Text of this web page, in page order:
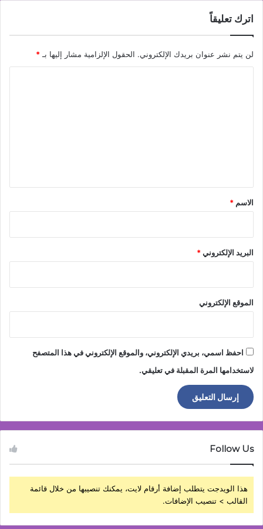
اترك تعليقاً
لن يتم نشر عنوان بريدك الإلكتروني. الحقول الإلزامية مشار إليها بـ*
*
الاسم *
البريد الإلكتروني*
الموقع الإلكتروني
احفظ اسمي، بريدي الإلكتروني، والموقع الإلكتروني في هذا المتصفح
لاستخدامها المرة المقبلة في تعليقي.
Follow Us
هذا الويدجت يتطلب إضافة أرقام لايت، يمكنك تنصيبها من خلال قائمة
القالب > تنصيب الإضافات.